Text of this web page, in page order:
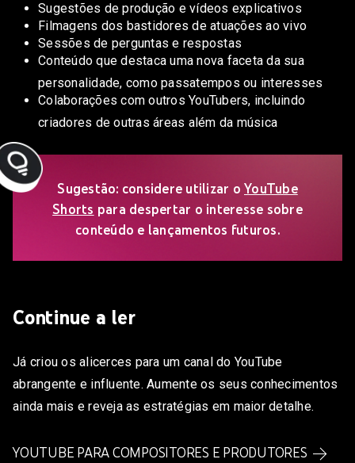
Sugestões de produção e vídeos explicativos
Filmagens dos bastidores de atuações ao vivo
Sessões de perguntas e respostas
Conteúdo que destaca uma nova faceta da sua
personalidade, como passatempos ou interesses
Colaborações com outros YouTubers, incluindo
criadores de outras áreas além da música
Sugestão: considere utilizar o YouTube
Shorts para despertar o interesse sobre
conteúdo e lançamentos futuros.
Continue a ler
Já criou os alicerces para um canal do YouTube
abrangente e influente. Aumente os seus conhecimentos
ainda mais e reveja as estratégias em maior detalhe.
YOUTUBE PARA COMPOSITORES E PRODUTORES